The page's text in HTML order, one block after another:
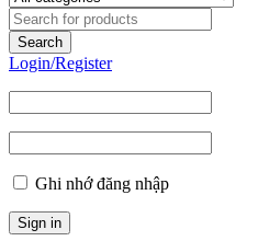
Login/Register
Ghi nhớ đăng nhập